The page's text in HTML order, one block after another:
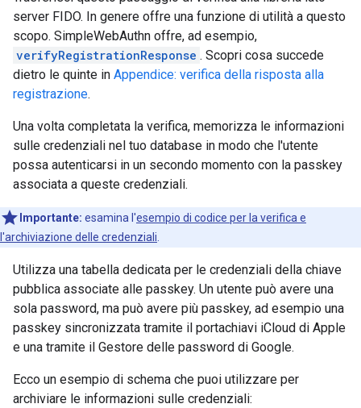
server FIDO. In genere offre una funzione di utilità a questo
scopo. SimpleWebAuthn offre, ad esempio,
verifyRegistrationResponse . Scopri cosa succede
dietro le quinte in Appendice: verifica della risposta alla
registrazione.
Una volta completata la verifica, memorizza le informazioni
sulle credenziali nel tuo database in modo che l'utente
possa autenticarsi in un secondo momento con la passkey
associata a queste credenziali.
Importante: esamina l'esempio di codice per la verifica e
l'archiviazione delle credenziali.
Utilizza una tabella dedicata per le credenziali della chiave
pubblica associate alle passkey. Un utente può avere una
sola password, ma può avere più passkey, ad esempio una
passkey sincronizzata tramite il portachiavi iCloud di Apple
e una tramite il Gestore delle password di Google.
Ecco un esempio di schema che puoi utilizzare per
archiviare le informazioni sulle credenziali: